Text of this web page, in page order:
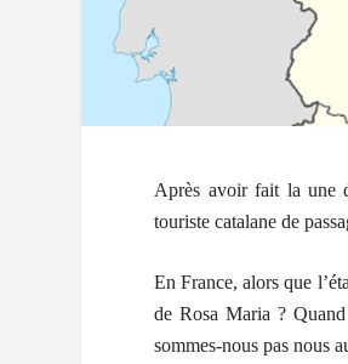
Après avoir fait la une
touriste catalane de
En France, alors que
de Rosa Maria ?
sommes-nous pas nous